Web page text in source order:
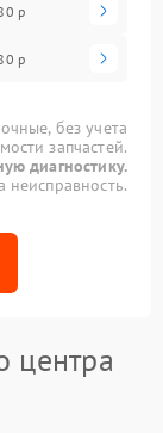
р
р
без учета
запчастей.
диагностику.
центра